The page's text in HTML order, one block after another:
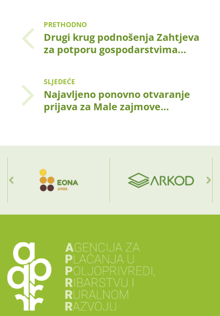
PRETHODNO
Drugi krug podnošenja Zahtjeva
za potporu gospodarstvima…
SLJEDEĆE
Najavljeno ponovno otvaranje
prijava za Male zajmove…